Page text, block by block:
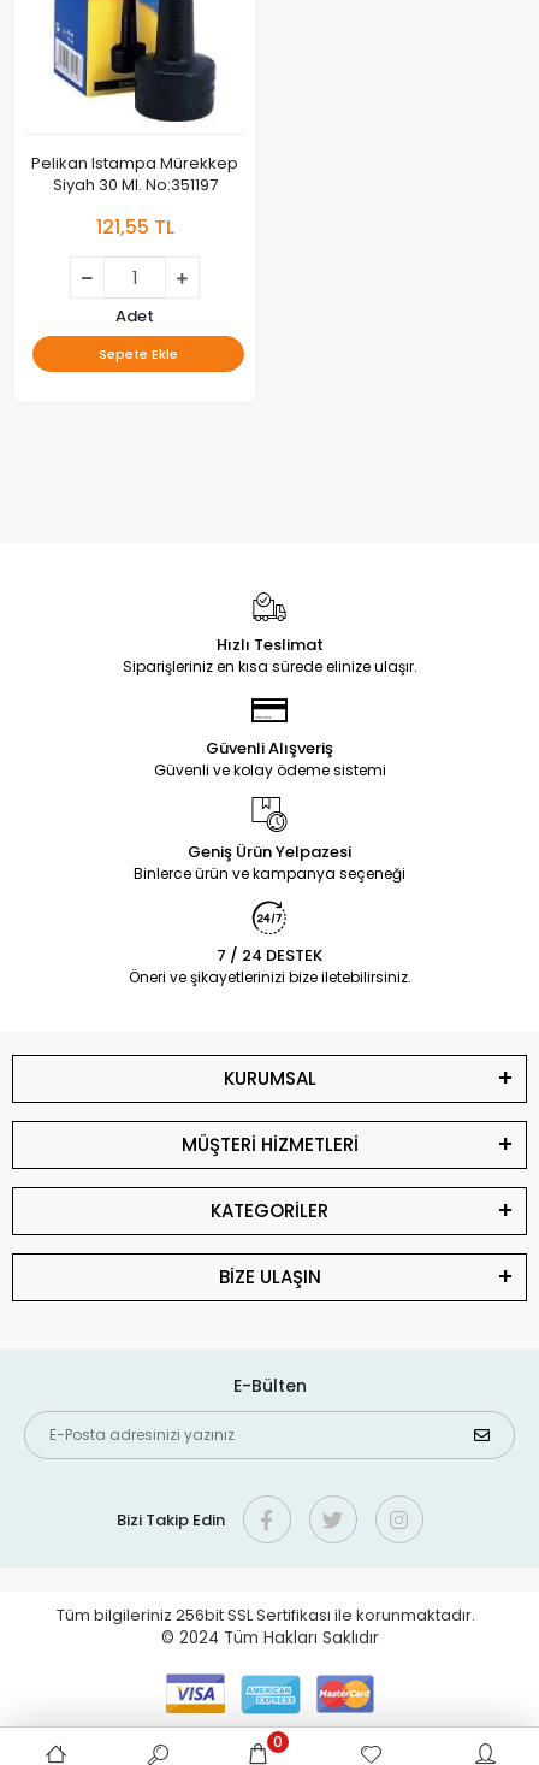
Pelikan Istampa Mürekkep
Siyah 30 Ml. No:351197
121,55 TL
Adet
Sepete Ekle
Hızlı Teslimat
Siparişleriniz en kısa sürede elinize ulaşır.
Güvenli Alışveriş
Güvenli ve kolay ödeme sistemi
Geniş Ürün Yelpazesi
Binlerce ürün ve kampanya seçeneği
7 / 24 DESTEK
Öneri ve şikayetlerinizi bize iletebilirsiniz.
KURUMSAL
MÜŞTERİ HİZMETLERİ
KATEGORİLER
BİZE ULAŞIN
E-Bülten
Bizi Takip Edin
Tüm bilgileriniz 256bit SSL Sertifikası ile korunmaktadır.
© 2024 Tüm Hakları Saklıdır
0